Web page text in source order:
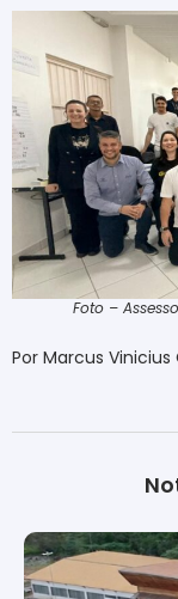
Foto –
Por Marcus Vinicius